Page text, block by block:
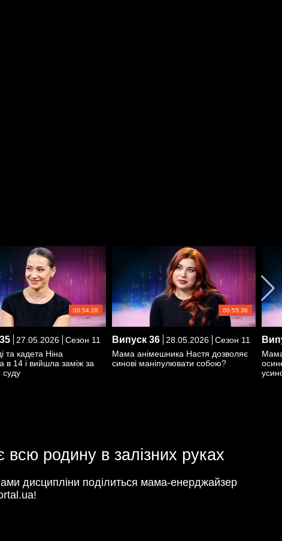
00:54:28
35 27.05.2026
Сезон 11
та кадета Ніна
в 14 і вийшла заміж за
суду
00:55:36
Випуск 36 28.05.2026
Сезон 11
Мама анімешника Настя дозволяє
синові маніпулювати собою?
родину в залізних руках
дисципліни поділиться мама-енерджайзер